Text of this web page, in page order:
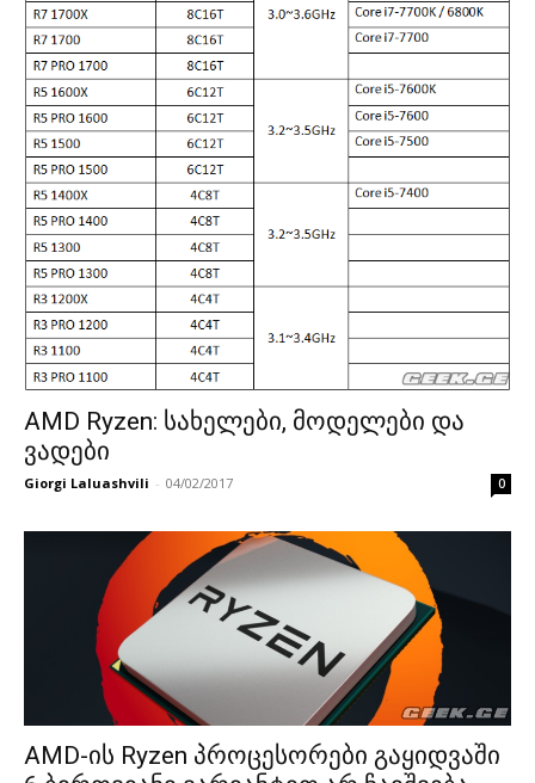
AMD Ryzen: სახელები, მოდელები და
ვადები
Giorgi Laluashvili - 04/02/2017 0
AMD-ის Ryzen პროცესორები გაყიდვაში